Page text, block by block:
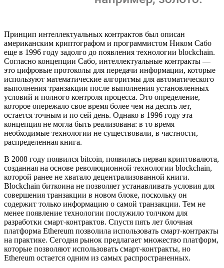
Принцип интеллектуальных контрактов был описан
американским криптографом и программистом Ником Сабо
еще в 1996 году задолго до появления технологии blockchain.
Согласно концепции Сабо, интеллектуальные контракты —
это цифровые протоколы для передачи информации, которые
используют математические алгоритмы для автоматического
выполнения транзакции после выполнения установленных
условий и полного контроля процесса. Это определение,
которое опережало свое время более чем на десять лет,
остается точным и по сей день. Однако в 1996 году эта
концепция не могла быть реализована: в то время
необходимые технологии не существовали, в частности,
распределенная книга.
В 2008 году появился bitcoin, появилась первая криптовалюта,
созданная на основе революционной технологии blockchain,
которой ранее не хватало децентрализованной книги.
Blockchain биткоина не позволяет устанавливать условия для
совершения транзакции в новом блоке, поскольку он
содержит только информацию о самой транзакции. Тем не
менее появление технологии послужило толчком для
разработки смарт-контрактов. Спустя пять лет блочная
платформа Ethereum позволила использовать смарт-контракты
на практике. Сегодня рынок предлагает множество платформ,
которые позволяют использовать смарт-контракты, но
Ethereum остается одним из самых распространенных.